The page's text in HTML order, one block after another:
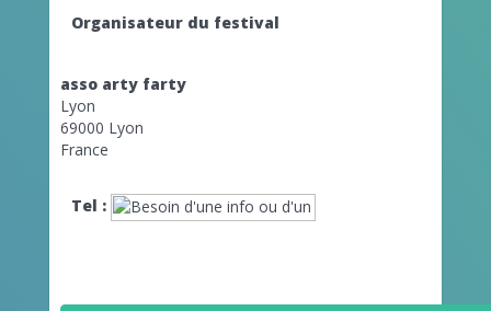
Organisateur du festival
asso arty farty
Lyon
69000 Lyon
France
Tel :